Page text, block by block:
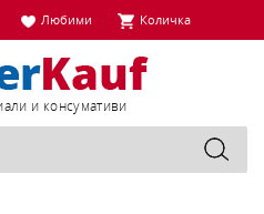
Любими Количка
и консумативи